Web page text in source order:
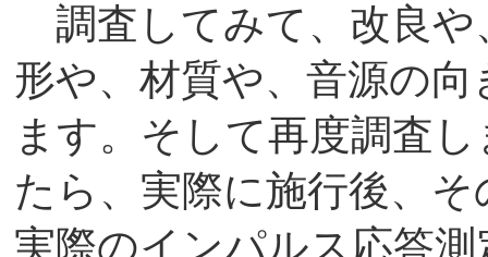
調査してみて、改良や
形や、材質や、音源の
ます。そして再度調査
たら、実際に施行後、そ
実際のインパルス応答